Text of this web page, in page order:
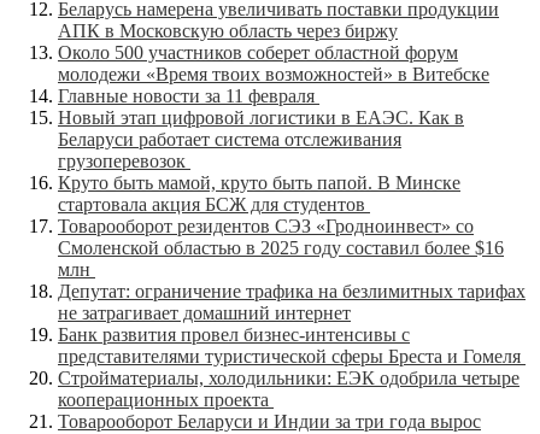
Беларусь намерена увеличивать поставки продукции
АПК в Московскую область через биржу
Около 500 участников соберет областной форум
молодежи «Время твоих возможностей» в Витебске
Главные новости за 11 февраля
Новый этап цифровой логистики в ЕАЭС. Как в
Беларуси работает система отслеживания
грузоперевозок
Круто быть мамой, круто быть папой. В Минске
стартовала акция БСЖ для студентов
Товарооборот резидентов СЭЗ «Гродноинвест» со
Смоленской областью в 2025 году составил более $16
млн
Депутат: ограничение трафика на безлимитных тарифах
не затрагивает домашний интернет
Банк развития провел бизнес-интенсивы с
представителями туристической сферы Бреста и Гомеля
Стройматериалы, холодильники: ЕЭК одобрила четыре
кооперационных проекта
Товарооборот Беларуси и Индии за три года вырос